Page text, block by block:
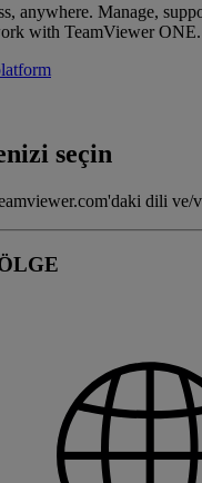
anywhere. Manage,
with TeamViewer ONE.
seçin
dili ve/